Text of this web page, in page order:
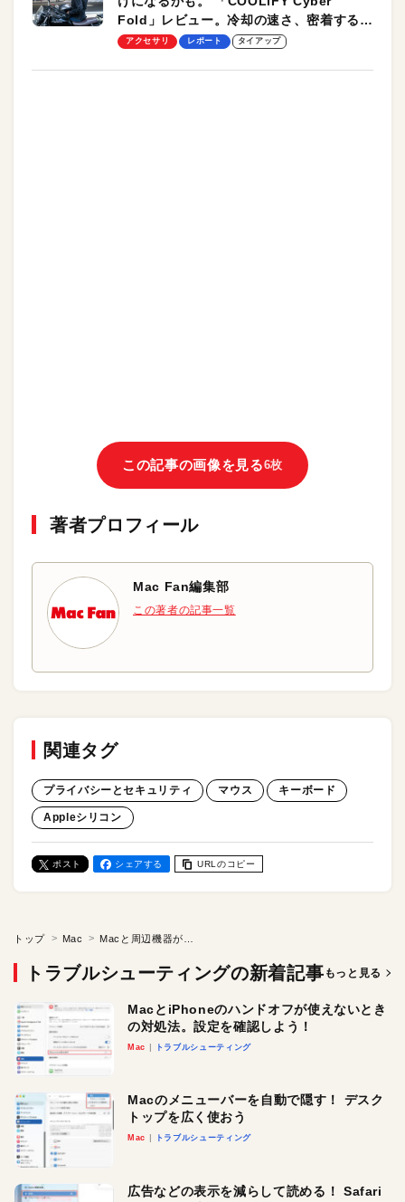
Fold」レビュー。冷却の速さ、密着する冷
却プレート、シンプルな操作性がグッド！
アクセサリ レポート タイアップ
この記事の画像を見る6枚
著者プロフィール
Mac Fan編集部
この著者の記事一覧
関連タグ
プライバシーとセキュリティ マウス キーボード
Appleシリコン
ポスト シェアする URLのコピー
トップ Mac
トラブルシューティングの新着記事 もっと見る
MacとiPhoneのハンドオフが使えないとき
の対処法。設定を確認しよう！
Mac トラブルシューティング
Macのメニューバーを自動で隠す！ デスク
トップを広く使おう
Mac トラブルシューティング
広告などの表示を減らして読める！ Safari